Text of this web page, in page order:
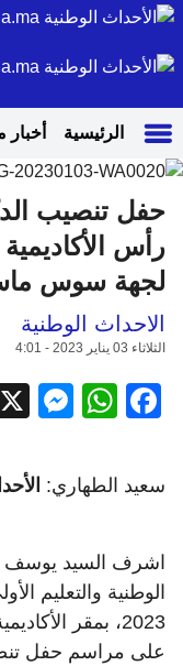
الرئيسية
حفل تنصيب
رأس الأكاديمية
لجهة سوس
الاحداث الوطنية
الثلاثاء 03 يناير 2023 - 4:01
سعيد الطهاري:
اشرف السيد يوسف
2023، بمقر
على مراسم حفل